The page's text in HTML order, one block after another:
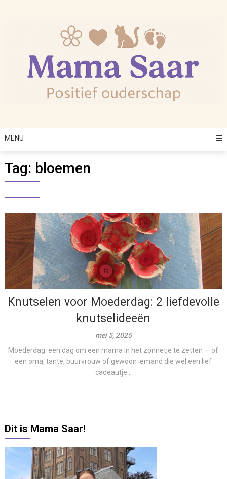
MENU
Tag: bloemen
Knutselen voor Moederdag: 2 liefdevolle
knutselideeën
mei 5, 2025
Moederdag: een dag om een mama in het zonnetje te zetten — of
een oma, tante, buurvrouw of gewoon iemand die wel een lief
cadeautje...
Dit is Mama Saar!